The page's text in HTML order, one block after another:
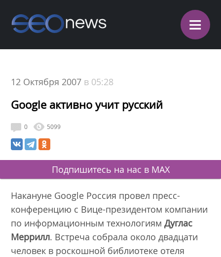
≡
12 Октября 2007 в 05:28
Google активно учит русский
0 5099
Подпишитесь на нас в MAX
Накануне Google Россия провел пресс-
конференцию с Вице-президентом компании
по информационным технологиямДуглас
Меррилл. Встреча собрала около двадцати
человек в роскошной библиотеке отеля